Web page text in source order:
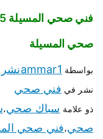
صحي المسيلة
بواسطة ammar1
نشر في فني صحي
ذو علامة سباك صحي،
صحي،فني صحي